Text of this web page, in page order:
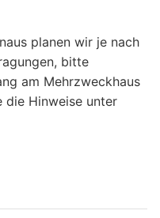
planen wir je nach
bitte
am Mehrzweckhaus
die Hinweise unter